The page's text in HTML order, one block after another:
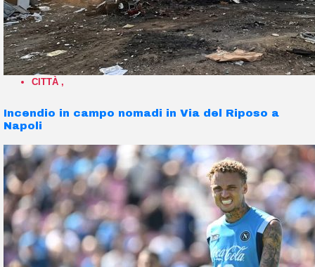
CITTÀ ,
Incendio in campo nomadi in Via del Riposo a
Napoli